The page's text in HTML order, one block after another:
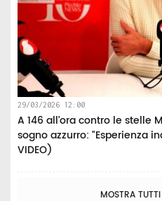
29/03/2026 12:00
A 146 all’ora contro le stelle
sogno azzurro: "Esperienza
VIDEO)
MOSTRA